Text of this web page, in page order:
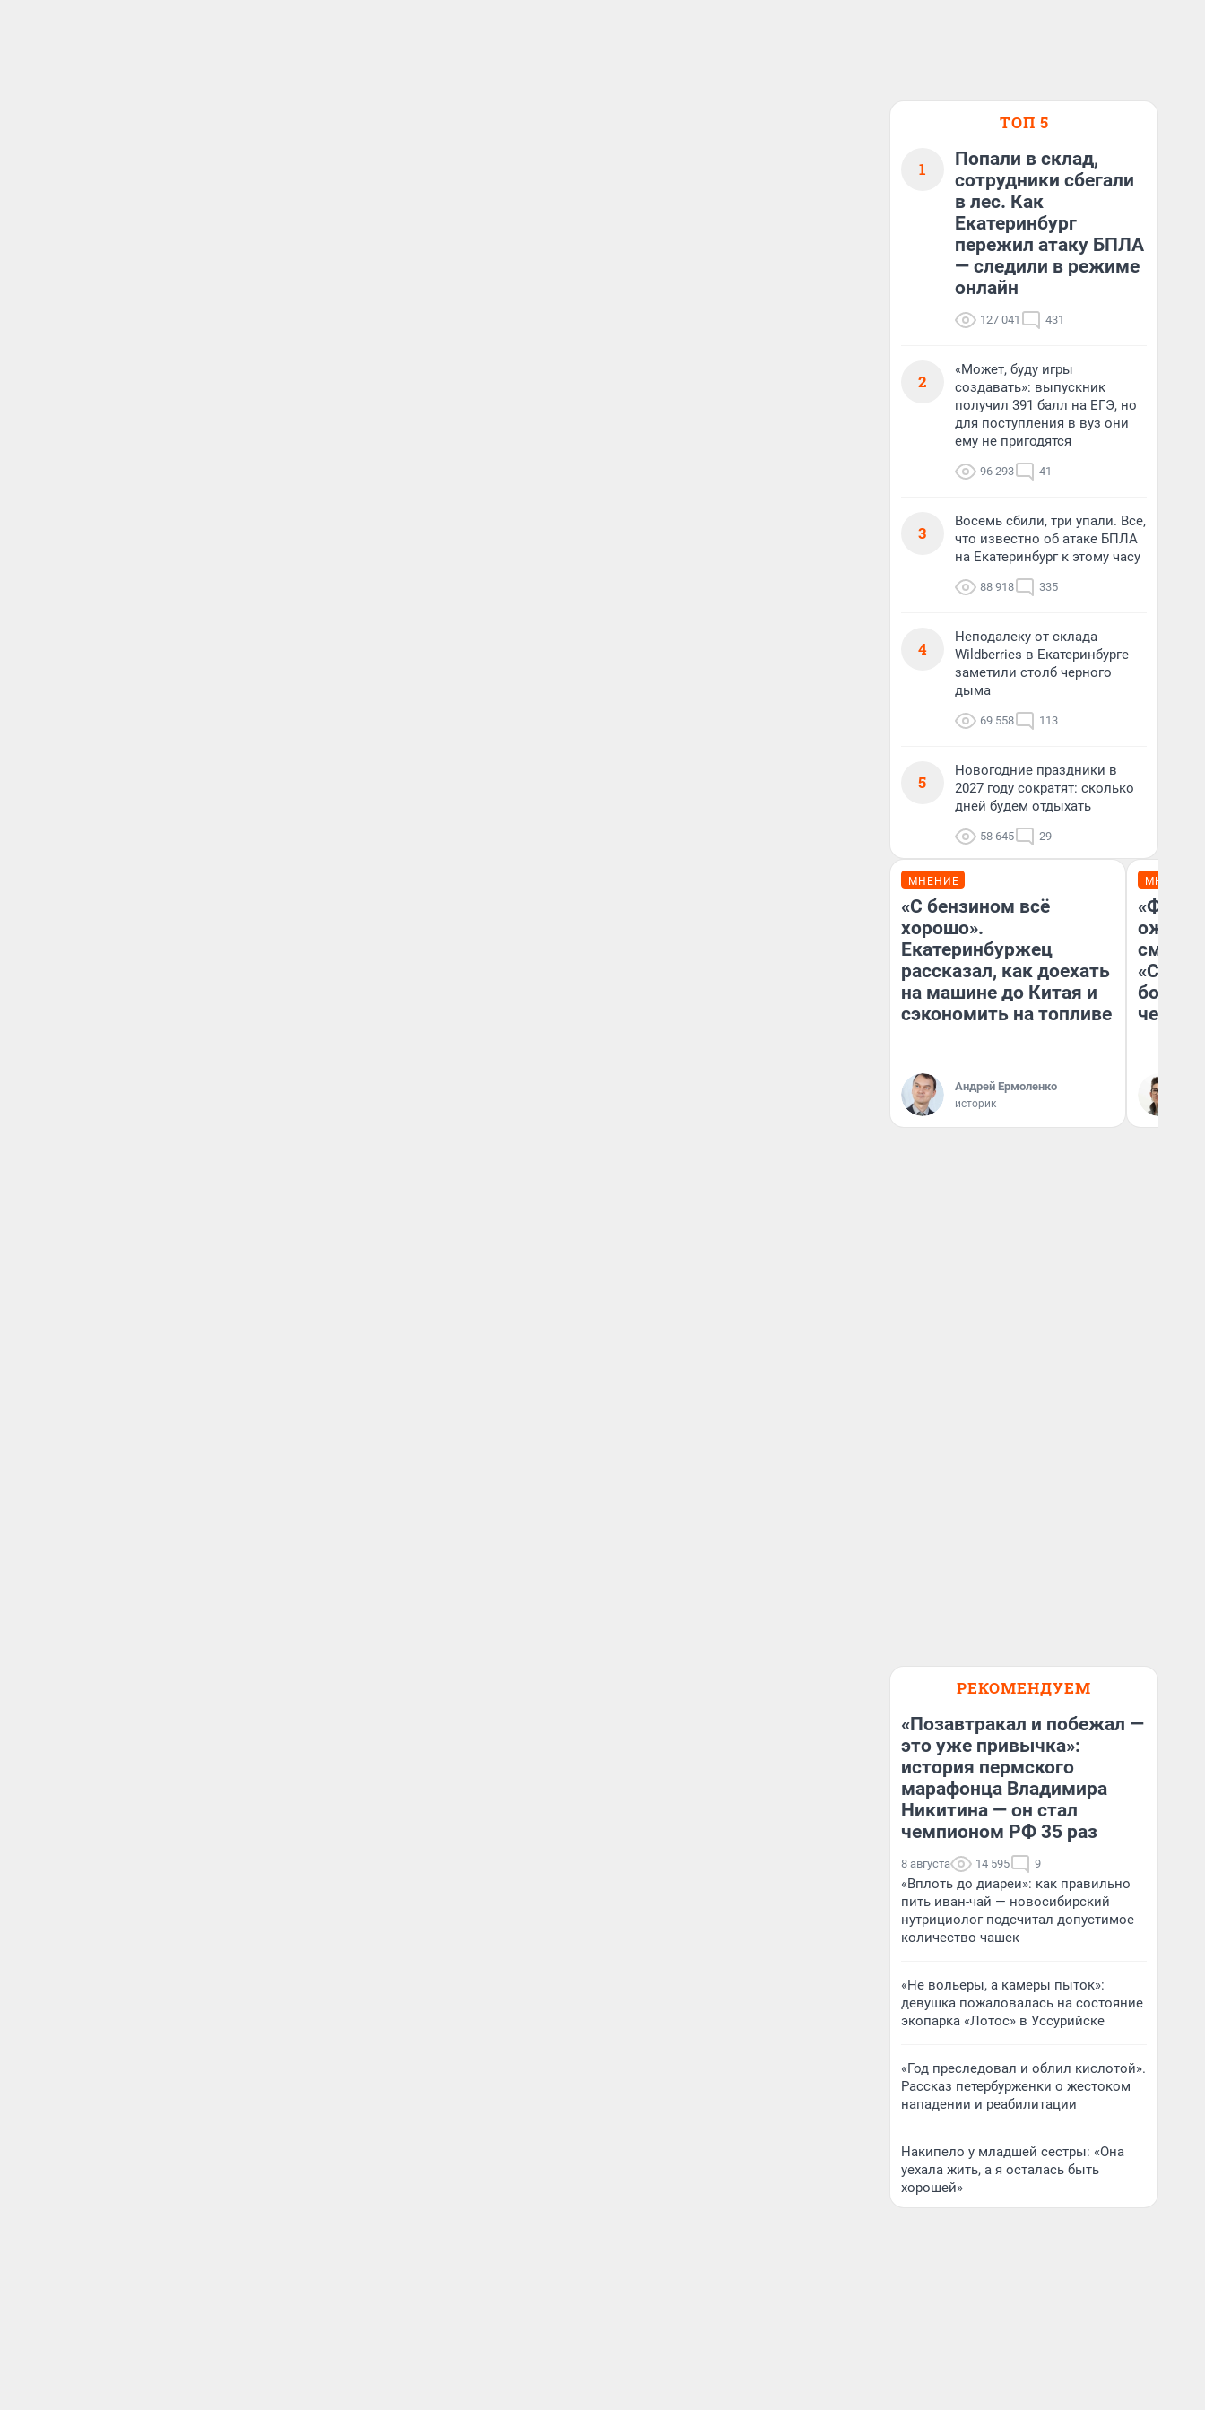
ТОП 5
1
Попали в склад,
сотрудники сбегали
в лес. Как
Екатеринбург
пережил атаку БПЛА
— следили в режиме
онлайн
127 041 431
2
«Может, буду игры
создавать»: выпускник
получил 391 балл на ЕГЭ, но
для поступления в вуз они
ему не пригодятся
96 293 41
3
Восемь сбили, три упали. Все,
что известно об атаке БПЛА
на Екатеринбург к этому часу
88 918 335
4
Неподалеку от склада
Wildberries в Екатеринбурге
заметили столб черного
дыма
69 558 113
5
Новогодние праздники в
2027 году сократят: сколько
дней будем отдыхать
58 645 29
МНЕНИЕ
«С бензином всё
хорошо».
Екатеринбуржец
рассказал, как доехать
на машине до Китая и
сэкономить на топливе
Андрей Ермоленко
историк
МНЕНИЕ
РЕКОМЕНДУЕМ
«Позавтракал и побежал —
это уже привычка»:
история пермского
марафонца Владимира
Никитина — он стал
чемпионом РФ 35 раз
8 августа 14 595 9
«Вплоть до диареи»: как правильно
пить иван-чай — новосибирский
нутрициолог подсчитал допустимое
количество чашек
«Не вольеры, а камеры пыток»:
девушка пожаловалась на состояние
экопарка «Лотос» в Уссурийске
«Год преследовал и облил кислотой».
Рассказ петербурженки о жестоком
нападении и реабилитации
Накипело у младшей сестры: «Она
уехала жить, а я осталась быть
хорошей»